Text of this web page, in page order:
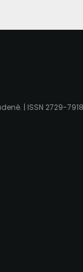
| ISSN 2729-7918